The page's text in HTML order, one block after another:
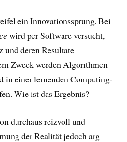
ein Innovationssprung. Bei
wird per Software versucht,
und deren Resultate
Zweck werden Algorithmen
in einer lernenden Computing-
Wie ist das Ergebnis?
durchaus reizvoll und
der Realität jedoch arg